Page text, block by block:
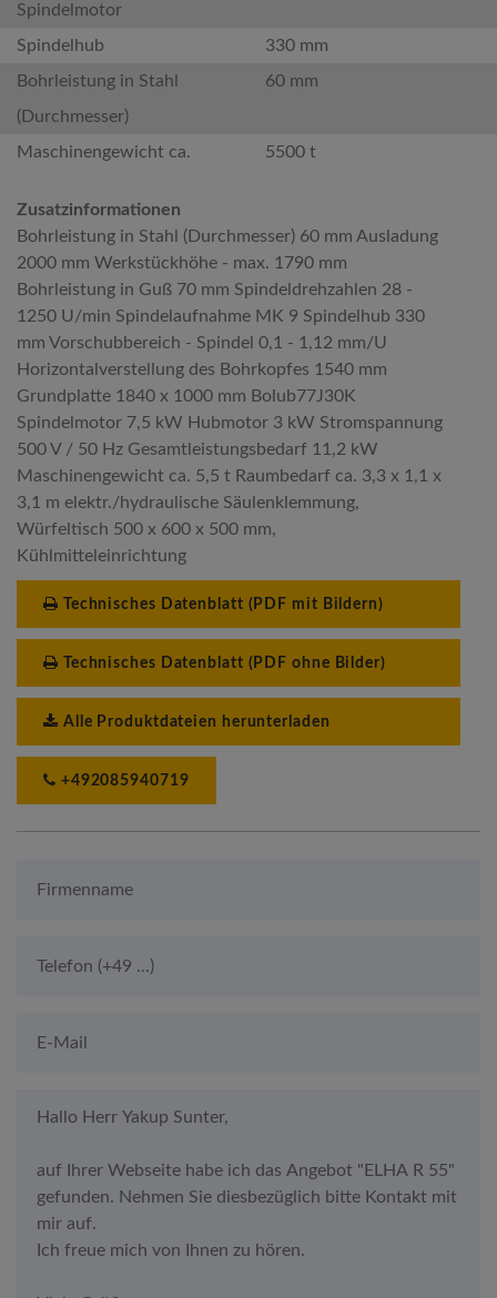
Spindelmotor
Spindelhub
330 mm
Bohrleistung in Stahl
(Durchmesser)
60 mm
Maschinengewicht ca. 5500 t
Zusatzinformationen
Bohrleistung in Stahl (Durchmesser) 60 mm Ausladung
2000 mm Werkstückhöhe - max. 1790 mm
Bohrleistung in Guß 70 mm Spindeldrehzahlen 28 -
1250 U/min Spindelaufnahme MK 9 Spindelhub 330
mm Vorschubbereich - Spindel 0,1 - 1,12 mm/U
Horizontalverstellung des Bohrkopfes 1540 mm
Grundplatte 1840 x 1000 mm Bolub77J30K
Spindelmotor 7,5 kW Hubmotor 3 kW Stromspannung
500 V / 50 Hz Gesamtleistungsbedarf 11,2 kW
Maschinengewicht ca. 5,5 t Raumbedarf ca. 3,3 x 1,1 x
3,1 m elektr./hydraulische Säulenklemmung,
Würfeltisch 500 x 600 x 500 mm,
Kühlmitteleinrichtung
Technisches Datenblatt (PDF mit Bildern)
Technisches Datenblatt (PDF ohne Bilder)
Alle Produktdateien herunterladen
+492085940719